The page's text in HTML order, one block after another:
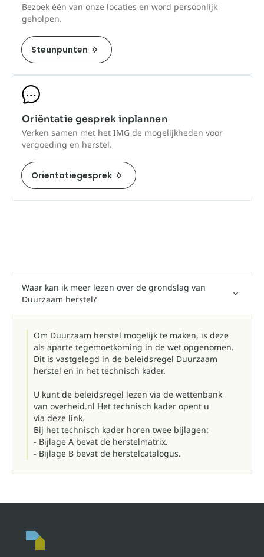
Bezoek één van onze locaties en word persoonlijk
geholpen.
Steunpunten
Oriëntatie gesprek inplannen
Verken samen met het IMG de mogelijkheden voor
vergoeding en herstel.
Orientatiegesprek
Waar kan ik meer lezen over de grondslag van
Duurzaam herstel?
Om Duurzaam herstel mogelijk te maken, is deze
als aparte tegemoetkoming in de wet opgenomen.
Dit is vastgelegd in de beleidsregel Duurzaam
herstel en in het technisch kader.
U kunt de beleidsregel lezen via de wettenbank
van overheid.nl Het technisch kader opent u
via deze link.
Bij het technisch kader horen twee bijlagen:
- Bijlage A bevat de herstelmatrix.
- Bijlage B bevat de herstelcatalogus.